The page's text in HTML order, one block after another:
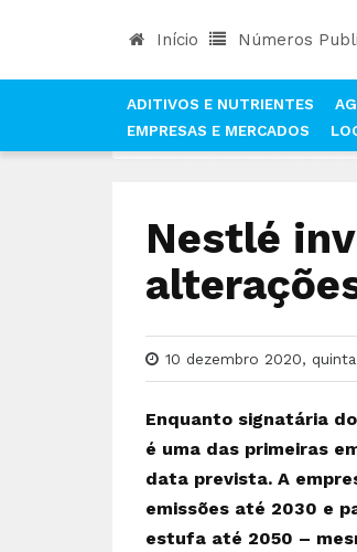
Início Números
ADITIVOS E NUTRIENTES
EMPRESAS E MERCADOS
Nestlé
10 dezembro 2020,
Enquanto signatária
é uma das primeiras
data prevista. A
emissões até 2030 e
estufa até 2050 –